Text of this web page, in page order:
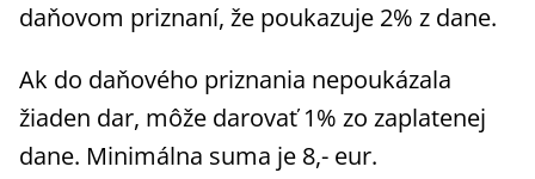
daňovom priznaní, že poukazuje 2% z dane.
Ak do daňového priznania nepoukázala
žiaden dar, môže darovať 1% zo zaplatenej
dane. Minimálna suma je 8,- eur.